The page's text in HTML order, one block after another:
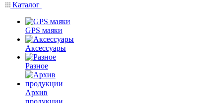
Каталог
GPS маяки
Аксессуары
Разное
Архив
продукции